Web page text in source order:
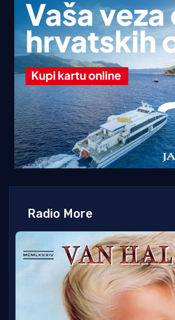
Radio More